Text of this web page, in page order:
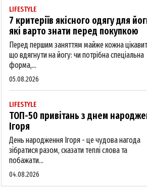
LIFESTYLE
7 критеріїв якісного одягу для
які варто знати перед покупкою
Перед першим заняттям майже кожна
що вдягнути на йогу: чи потрібна спеціальна
форма,...
05.08.2026
LIFESTYLE
ТОП-50 привітань з днем
Ігоря
День народження Ігоря - це чудова нагода
зібратися разом, сказати теплі слова та
побажати...
04.08.2026